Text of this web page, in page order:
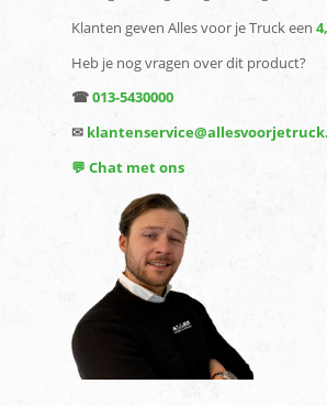
Klanten geven Alles voor je Truck een
Heb je nog vragen over dit product?
☎013-5430000
✉
💬 Chat met ons